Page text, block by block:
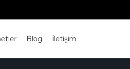
Blog İletişim